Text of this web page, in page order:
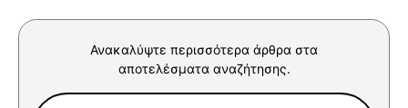
Ανακαλύψτε περισσότερα άρθρα στα
αποτελέσματα αναζήτησης.